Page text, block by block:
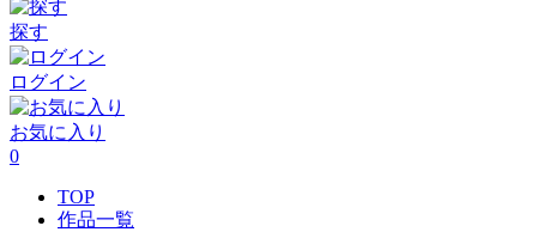
探す
ログイン
お気に入り
0
TOP
作品一覧